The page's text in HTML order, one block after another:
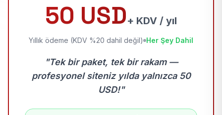
50 USD+ KDV / yıl
Yıllık ödeme (KDV %20 dahil değil) Her Şey Dahil
"Tek bir paket, tek bir rakam —
profesyonel siteniz yılda yalnızca 50
USD!"